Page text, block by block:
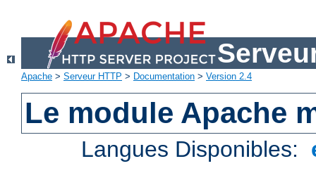
Apache > Serveur HTTP > Documentation > Version 2.4
Le module Apache
Langues Disponibles: